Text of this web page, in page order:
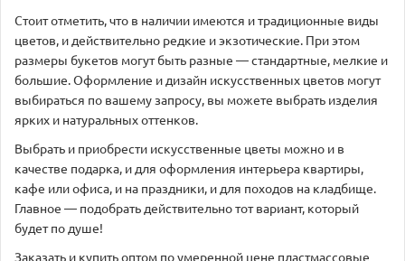
Стоит отметить, что в наличии имеются и традиционные виды
цветов, и действительно редкие и экзотические. При этом
размеры букетов могут быть разные — стандартные, мелкие и
большие. Оформление и дизайн искусственных цветов могут
выбираться по вашему запросу, вы можете выбрать изделия
ярких и натуральных оттенков.
Выбрать и приобрести искусственные цветы можно и в
качестве подарка, и для оформления интерьера квартиры,
кафе или офиса, и на праздники, и для походов на кладбище.
Главное — подобрать действительно тот вариант, который
будет по душе!
Заказать и купить оптом по умеренной цене пластмассовые